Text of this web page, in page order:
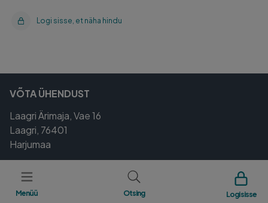
Menüü Otsing Logi sisse
Logi sisse, et näha hindu
VÕTA ÜHENDUST
Laagri Ärimaja, Vae 16
Laagri, 76401
Harjumaa
Tel.800 5000
vettellimused@magnum.ee